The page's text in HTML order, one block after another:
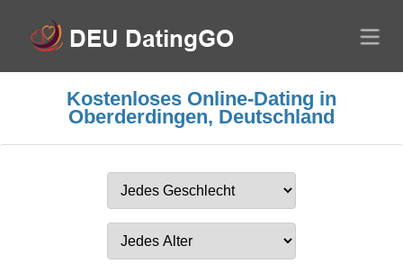
Kostenloses Online-Dating in
Oberderdingen, Deutschland